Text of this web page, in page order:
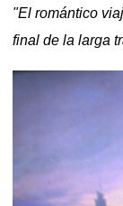
"El romántico
final de la larga